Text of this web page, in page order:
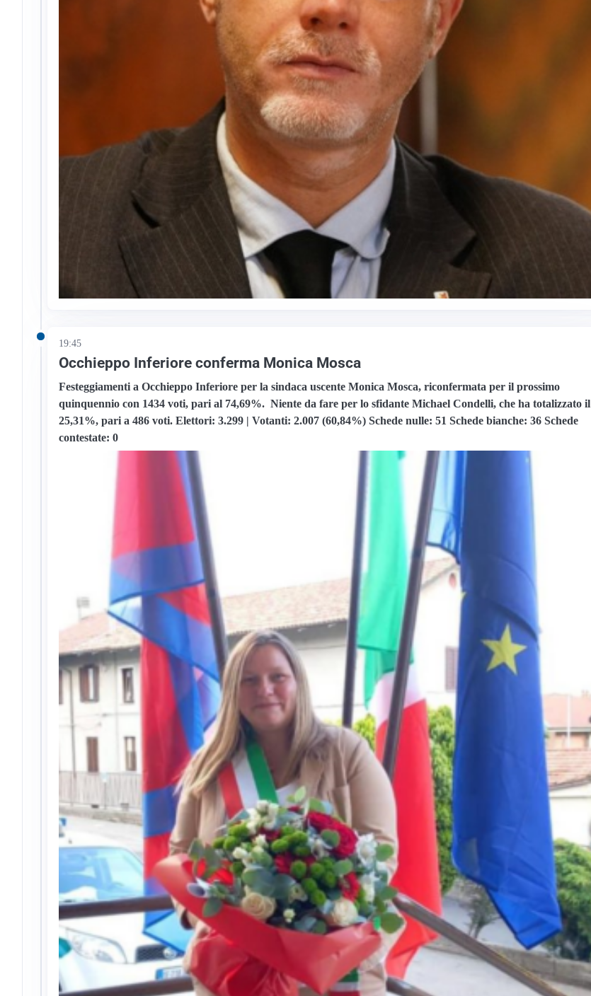
19:45
Occhieppo Inferiore conferma Monica Mosca
Festeggiamenti a Occhieppo Inferiore per la sindaca uscente Monica Mosca, riconfermata per il prossimo
quinquennio con 1434 voti, pari al 74,69%. Niente da fare per lo sfidante Michael Condelli, che ha totalizzato il
25,31%, pari a 486 voti.Elettori: 3.299 |Votanti: 2.007 (60,84%) Schede nulle: 51Schede bianche: 36 Schede
contestate: 0